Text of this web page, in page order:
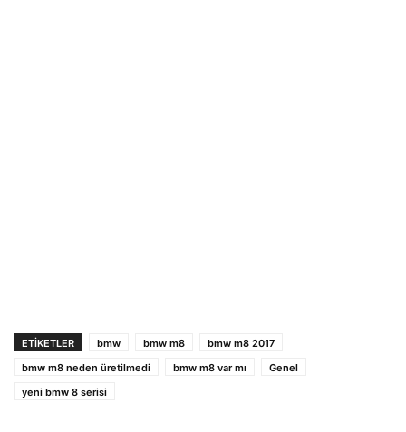
ETIKETLER bmw bmw m8
bmw m8 2017
bmw m8 neden üretilmedi
bmw m8 var mı
Genel
yeni bmw 8 serisi